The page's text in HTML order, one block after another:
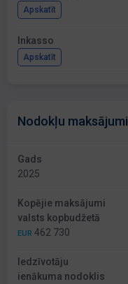
Apskatīt
Inkasso
Apskatīt
Nodokļu maksājumi
Gads
2025
Kopējie maksājumi
valsts kopbudžetā
EUR 462 730
Iedzīvotāju
ienākuma nodoklis